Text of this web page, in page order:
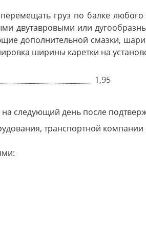
груз по бал­ке
дву­тав­ро­вы­ми или
до­пол­ни­тель­ной смаз­ки,
ши­ри­ны каретки на
1,95
следующий день после
транспортной компании